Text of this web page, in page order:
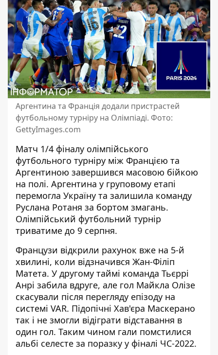
Аргентина та Франція додали пристрастей
футбольному турніру на Олімпіаді. Фото:
GettyImages.com
Матч 1/4 фіналу олімпійського
футбольного турніру між Францією та
Аргентиною завершився масовою бійкою
на полі. Аргентина у груповому етапі
перемогла Україну та залишила команду
Руслана Ротаня за бортом змагань.
Олімпійський футбольний турнір
триватиме до 9 серпня.
Французи відкрили рахунок вже на 5-й
хвилині, коли відзначився Жан-Філіп
Матета. У другому таймі команда Тьєррі
Анрі забила вдруге, але гол Майкла Олізе
скасували після перегляду епізоду на
системі VAR. Підопічні Хав'єра Маскерано
так і не змогли відіграти відставання в
один гол. Таким чином гали помстилися
альбі селесте за поразку у фіналі ЧС-2022.